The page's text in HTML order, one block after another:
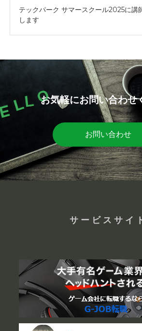
テックパーク サマースクール2025に講
します
お気軽にお問い合わせ
お問い合わせ
サービスサイ